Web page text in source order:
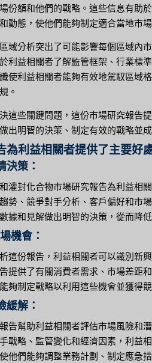
份額和他們的戰略。這些信息有助
動態，使他們能夠制定適合當地市
域分析突出了可能影響每個區域內
利益相關者了解監管框架、行業標
使利益相關者能夠有效地駕馭區域
。
這些關鍵問題，這份市場研究報告
出明智的決策、制定有效的戰略並
為利益相關者提供了主要好
決策：
灌封化合物市場研究報告為利益相
勢、競爭對手分析、客戶偏好和市
據和見解做出明智的決策，從而降
機會：
這份報告，利益相關者可以識別新
提供了有關消費者需求、市場差距
夠制定戰略以利用這些機會並獲得
緩解：
告幫助利益相關者評估市場風險和
戰略、監管變化和經濟因素，利益
他們能夠調整業務計劃、制定應急